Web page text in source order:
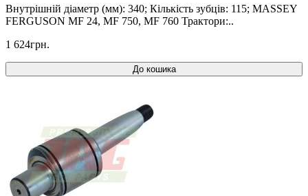
Внутрішній діаметр (мм): 340; Кількість зубців: 115; MASSEY
FERGUSON MF 24, MF 750, MF 760 Трактори:..
1 624грн.
До кошика